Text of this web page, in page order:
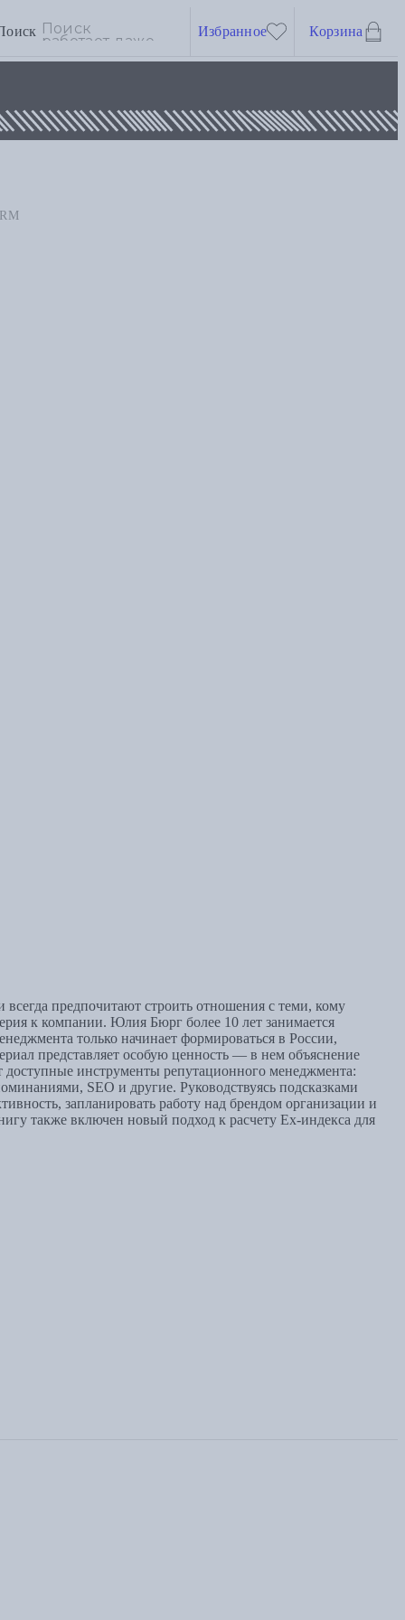
Избранное Корзина
предпочитают строить отношения с теми, кому
к компании. Юлия Бюрг более 10 лет занимается
только начинает формироваться в России,
представляет особую ценность — в нем объяснение
инструменты репутационного менеджмента:
SEO и другие. Руководствуясь подсказками
запланировать работу над брендом организации и
также включен новый подход к расчету Eх-индекса для